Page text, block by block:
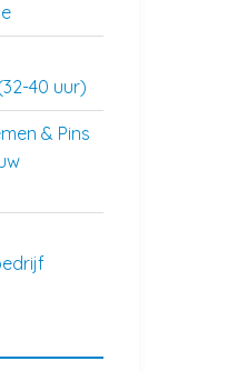
40 uur)
& Pins